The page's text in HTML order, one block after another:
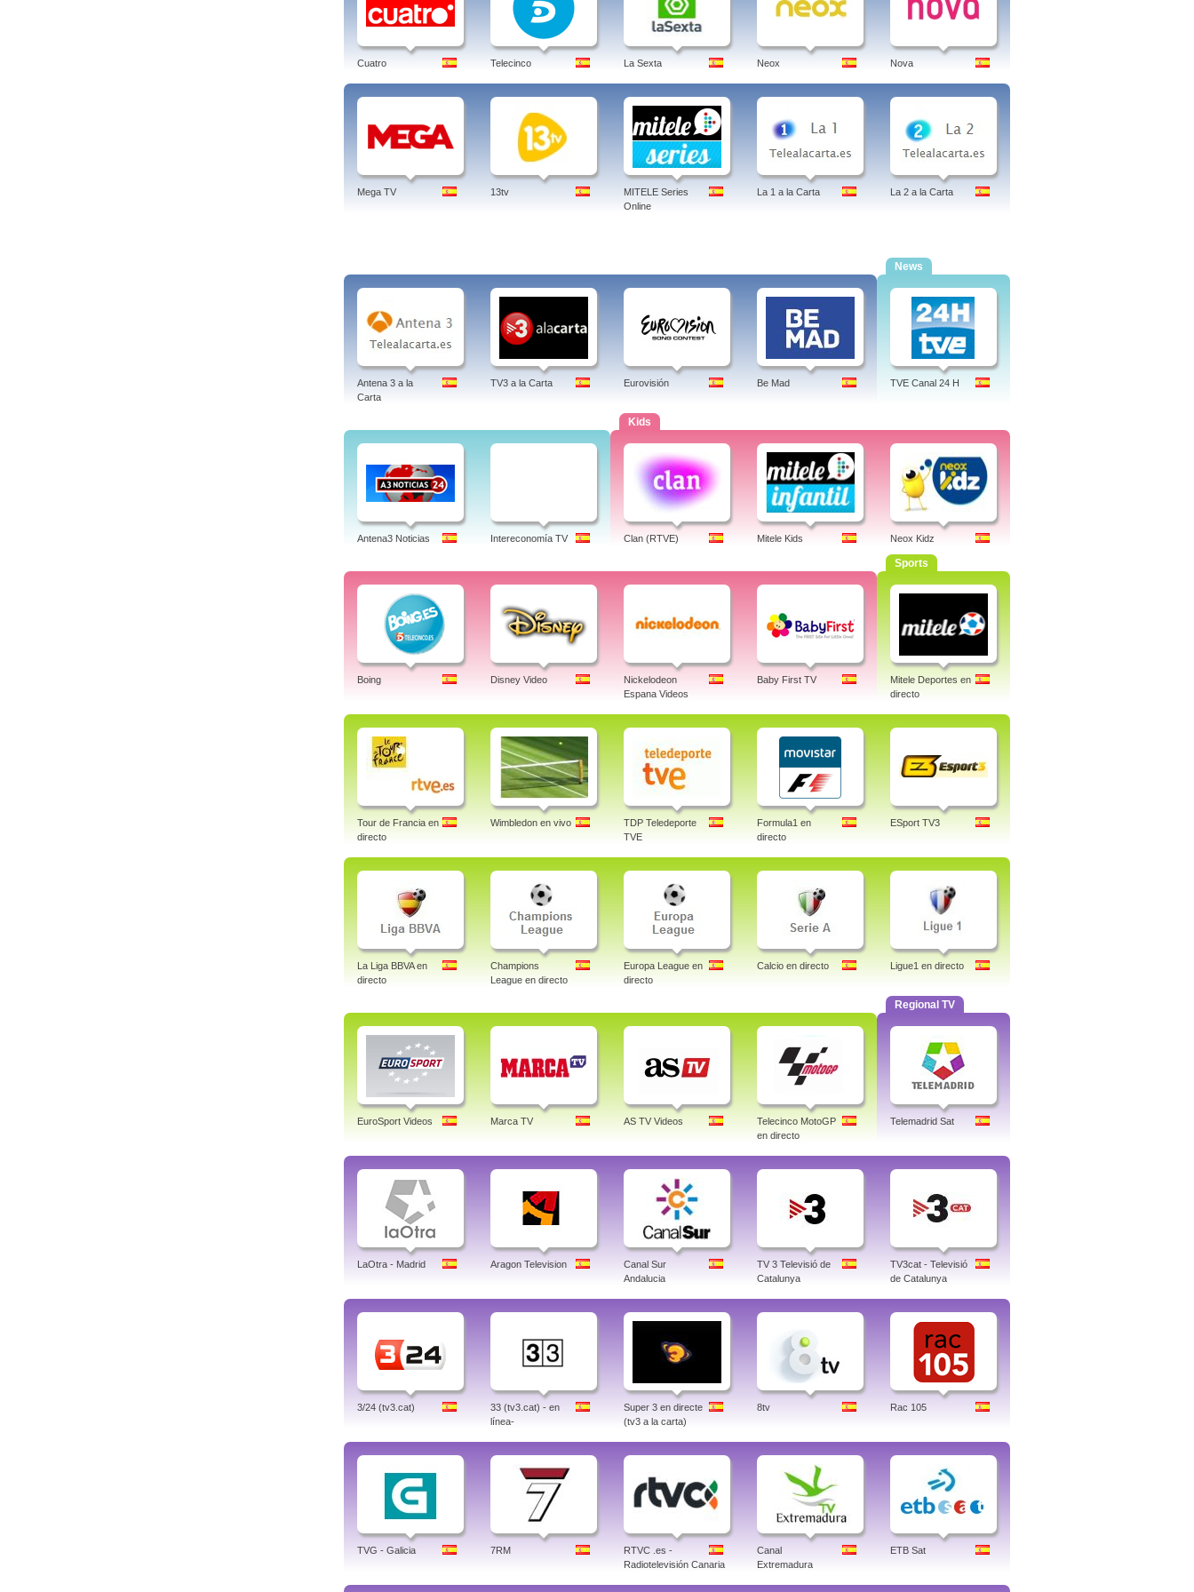
Cuatro Telecinco La Sexta Neox Nova
Mega TV 13tv
MITELE Series
Online
La 1 a la Carta La 2 a la Carta
Antena 3 a la
Carta
TV3 a la Carta Eurovisión Be Mad
News
TVE Canal 24 H
Antena3 Noticias Intereconomía TV
Kids
Clan (RTVE) Mitele Kids Neox Kidz
Boing Disney Video
Nickelodeon
Espana Videos
Baby First TV
Sports
Mitele Deportes en
directo
Tour de Francia en
directo
Wimbledon en vivo
TDP Teledeporte
TVE
Formula1 en
directo
ESport TV3
La Liga BBVA en
directo
Champions
League en directo
Europa League en
directo
Calcio en directo Ligue1 en directo
EuroSport Videos Marca TV AS TV Videos
Telecinco MotoGP
en directo
Regional TV
Telemadrid Sat
LaOtra - Madrid Aragon Television
Canal Sur
Andalucia
TV 3 Televisió de
Catalunya
TV3cat - Televisió
de Catalunya
3/24 (tv3.cat)
33 (tv3.cat) - en
línea-
Super 3 en directe
(tv3 a la carta)
8tv Rac 105
TVG - Galicia 7RM
RTVC .es -
Radiotelevisión Canaria
Canal
Extremadura
ETB Sat